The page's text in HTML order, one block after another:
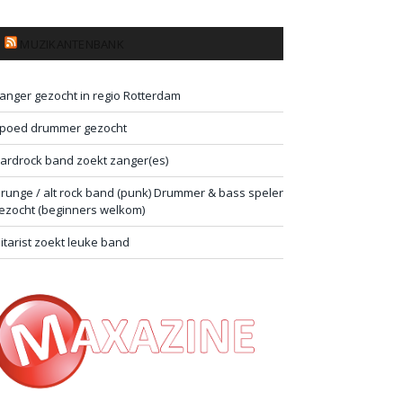
gezocht in regio Rotterdam
drummer gezocht
band zoekt zanger(es)
/ alt rock band (punk) Drummer & bass speler
(beginners welkom)
zoekt leuke band